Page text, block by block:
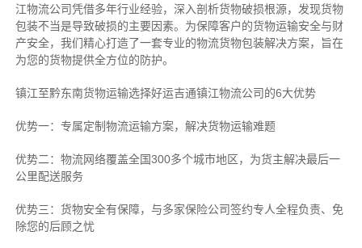
江物流公司凭借多年行业经验，深入剖析货物破损根源，发现货物
包装不当是导致破损的主要因素。为保障客户的货物运输安全与财
产安全，我们精心打造了一套专业的物流货物包装解决方案，旨在
为您的货物提供全方位的防护。
镇江至黔东南货物运输选择好运吉通镇江物流公司的6大优势
优势一：专属定制物流运输方案，解决货物运输难题
优势二：物流网络覆盖全国300多个城市地区，为货主解决最后一
公里配送服务
优势三：货物安全有保障，与多家保险公司签约专人全程负责、免
除您的后顾之忧